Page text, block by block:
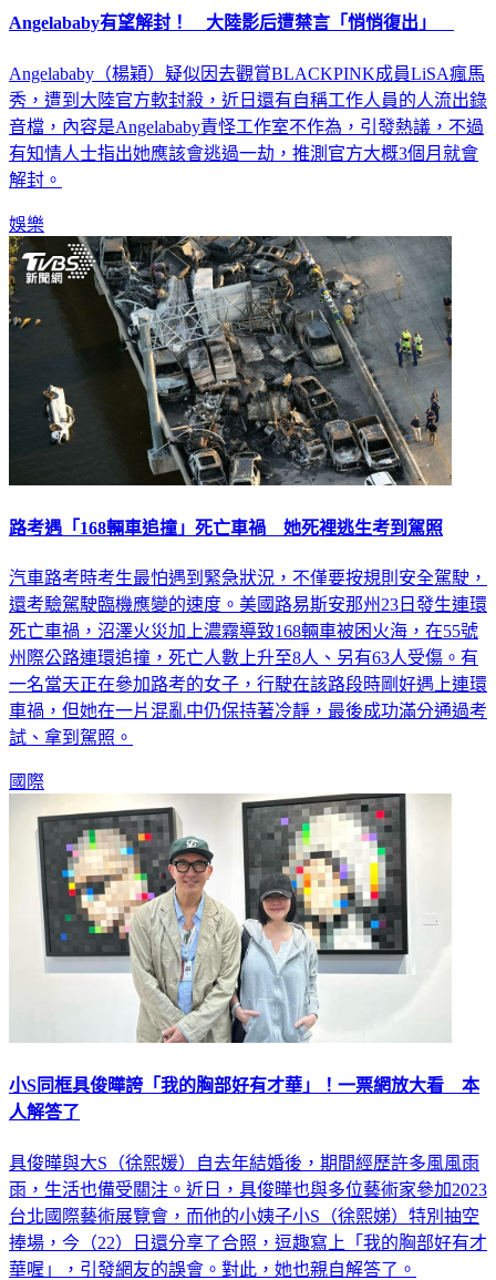
Angelababy有望解封！ 大陸影后遭禁言「悄悄復出」
Angelababy（楊穎）疑似因去觀賞BLACKPINK成員LiSA瘋馬
秀，遭到大陸官方軟封殺，近日還有自稱工作人員的人流出錄
音檔，內容是Angelababy責怪工作室不作為，引發熱議，不過
有知情人士指出她應該會逃過一劫，推測官方大概3個月就會
解封。
娛樂
路考遇「168輛車追撞」死亡車禍 她死裡逃生考到駕照
汽車路考時考生最怕遇到緊急狀況，不僅要按規則安全駕駛，
還考驗駕駛臨機應變的速度。美國路易斯安那州23日發生連環
死亡車禍，沼澤火災加上濃霧導致168輛車被困火海，在55號
州際公路連環追撞，死亡人數上升至8人、另有63人受傷。有
一名當天正在參加路考的女子，行駛在該路段時剛好遇上連環
車禍，但她在一片混亂中仍保持著冷靜，最後成功滿分通過考
試、拿到駕照。
國際
小S同框具俊曄誇「我的胸部好有才華」！一票網放大看 本
人解答了
具俊曄與大S（徐熙媛）自去年結婚後，期間經歷許多風風雨
雨，生活也備受關注。近日，具俊曄也與多位藝術家參加2023
台北國際藝術展覽會，而他的小姨子小S（徐熙娣）特別抽空
捧場，今（22）日還分享了合照，逗趣寫上「我的胸部好有才
華喔」，引發網友的誤會。對此，她也親自解答了。